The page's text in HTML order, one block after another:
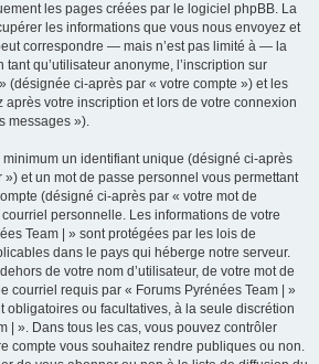
les pages créées par le logiciel phpBB. La
les informations que vous nous envoyez et
correspondre — mais n’est pas limité à — la
qu’utilisateur anonyme, l’inscription sur
(désignée ci-après par « votre compte ») et les
votre inscription et lors de votre connexion
messages »).
un identifiant unique (désigné ci-après
») et un mot de passe personnel vous permettant
(désigné ci-après par « votre mot de
personnelle. Les informations de votre
Team | » sont protégées par les lois de
dans le pays qui héberge notre serveur.
de votre nom d’utilisateur, de votre mot de
courriel requis par « Forums Pyrénées Team | »
obligatoires ou facultatives, à la seule discrétion
| ». Dans tous les cas, vous pouvez contrôler
compte vous souhaitez rendre publiques ou non.